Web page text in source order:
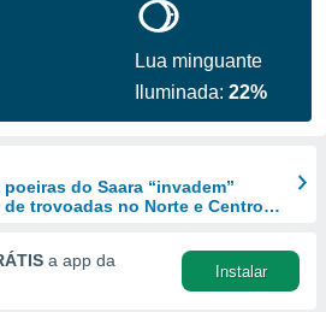
Lua minguante
Iluminada:22%
do Saara “invadem”
trovoadas no Norte e Centro
a app da
Instalar